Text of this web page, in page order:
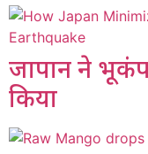
जापान ने
किया